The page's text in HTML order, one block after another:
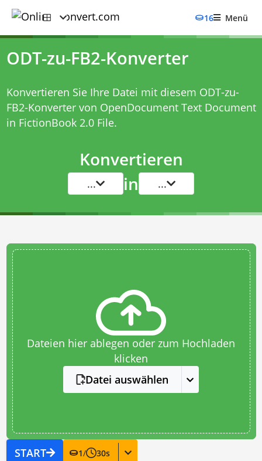
16 Menü
ODT-zu-FB2-Konverter
Konvertieren Sie Ihre Datei mit diesem ODT-zu-
FB2-Konvertervon OpenDocument Text Document
in FictionBook 2.0 File.
Konvertieren
... in ...
Dateien hier ablegen oder zum Hochladen
klicken
Datei auswählen
START 1/ 30s